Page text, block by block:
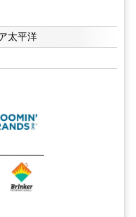
太平洋
BY 4.0の表示が必要です。